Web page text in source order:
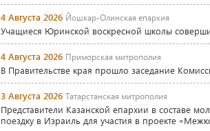
4 Августа 2026 Йошкар-Олинская епархия
Учащиеся Юринской воскресной школы
4 Августа 2026 Приморская митрополия
В Правительстве края прошло заседание
3 Августа 2026 Татарстанская митрополия
Представители Казанской епархии в составе
поездку в Израиль для участия в проекте